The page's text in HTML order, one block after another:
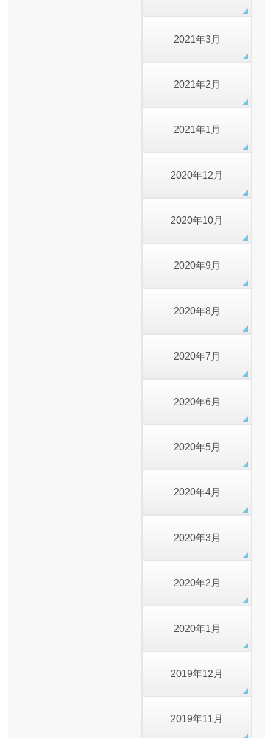
2021年3月
2021年2月
2021年1月
2020年12月
2020年10月
2020年9月
2020年8月
2020年7月
2020年6月
2020年5月
2020年4月
2020年3月
2020年2月
2020年1月
2019年12月
2019年11月